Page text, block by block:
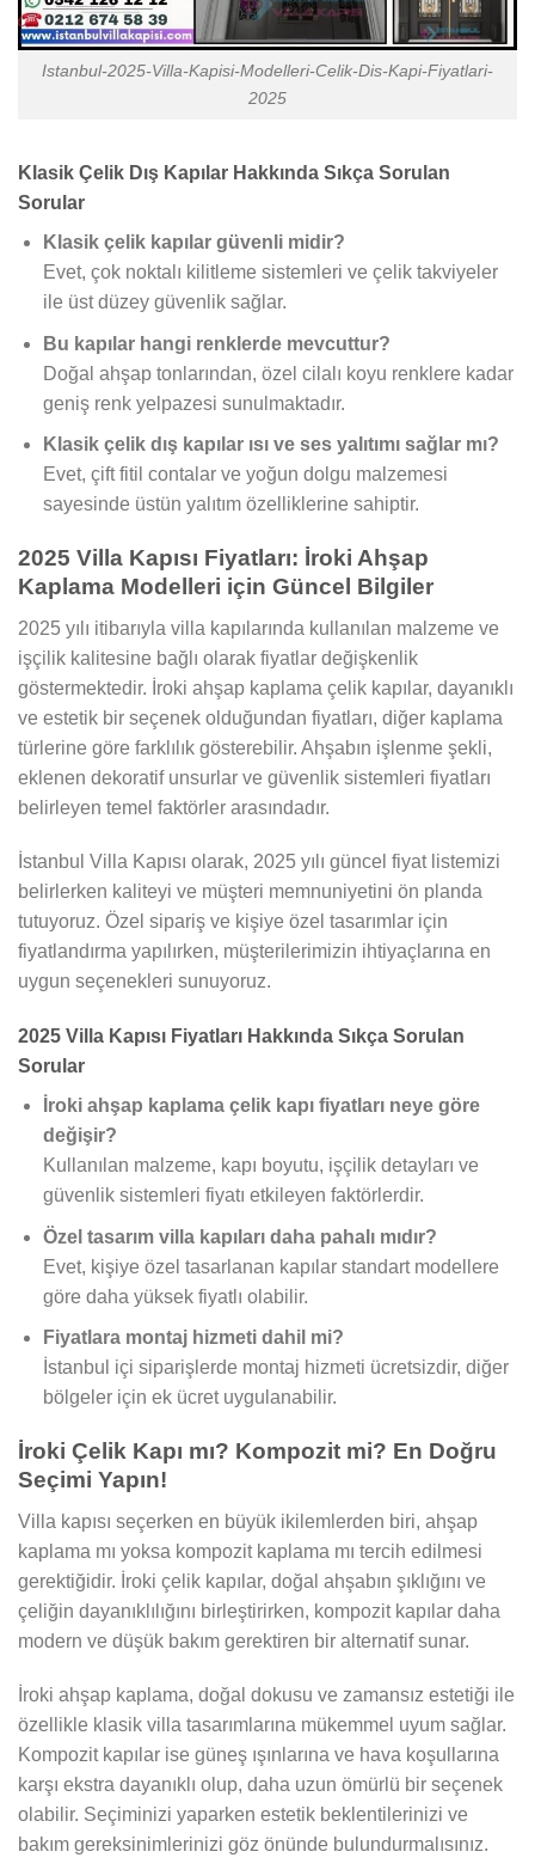
Istanbul-2025-Villa-Kapisi-Modelleri-Celik-Dis-Kapi-Fiyatlari-
2025
Klasik Çelik Dış Kapılar Hakkında Sıkça Sorulan
Sorular
Klasik çelik kapılar güvenli midir?
Evet, çok noktalı kilitleme sistemleri ve çelik takviyeler
ile üst düzey güvenlik sağlar.
Bu kapılar hangi renklerde mevcuttur?
Doğal ahşap tonlarından, özel cilalı koyu renklere kadar
geniş renk yelpazesi sunulmaktadır.
Klasik çelik dış kapılar ısı ve ses yalıtımı sağlar mı?
Evet, çift fitil contalar ve yoğun dolgu malzemesi
sayesinde üstün yalıtım özelliklerine sahiptir.
2025 Villa Kapısı Fiyatları: İroki Ahşap
Kaplama Modelleri için Güncel Bilgiler
2025 yılı itibarıyla villa kapılarında kullanılan malzeme ve
işçilik kalitesine bağlı olarak fiyatlar değişkenlik
göstermektedir. İroki ahşap kaplama çelik kapılar, dayanıklı
ve estetik bir seçenek olduğundan fiyatları, diğer kaplama
türlerine göre farklılık gösterebilir. Ahşabın işlenme şekli,
eklenen dekoratif unsurlar ve güvenlik sistemleri fiyatları
belirleyen temel faktörler arasındadır.
İstanbul Villa Kapısı olarak, 2025 yılı güncel fiyat listemizi
belirlerken kaliteyi ve müşteri memnuniyetini ön planda
tutuyoruz. Özel sipariş ve kişiye özel tasarımlar için
fiyatlandırma yapılırken, müşterilerimizin ihtiyaçlarına en
uygun seçenekleri sunuyoruz.
2025 Villa Kapısı Fiyatları Hakkında Sıkça Sorulan
Sorular
İroki ahşap kaplama çelik kapı fiyatları neye göre
değişir?
Kullanılan malzeme, kapı boyutu, işçilik detayları ve
güvenlik sistemleri fiyatı etkileyen faktörlerdir.
Özel tasarım villa kapıları daha pahalı mıdır?
Evet, kişiye özel tasarlanan kapılar standart modellere
göre daha yüksek fiyatlı olabilir.
Fiyatlara montaj hizmeti dahil mi?
İstanbul içi siparişlerde montaj hizmeti ücretsizdir, diğer
bölgeler için ek ücret uygulanabilir.
İroki Çelik Kapı mı? Kompozit mi? En Doğru
Seçimi Yapın!
Villa kapısı seçerken en büyük ikilemlerden biri, ahşap
kaplama mı yoksa kompozit kaplama mı tercih edilmesi
gerektiğidir. İroki çelik kapılar, doğal ahşabın şıklığını ve
çeliğin dayanıklılığını birleştirirken, kompozit kapılar daha
modern ve düşük bakım gerektiren bir alternatif sunar.
İroki ahşap kaplama, doğal dokusu ve zamansız estetiği ile
özellikle klasik villa tasarımlarına mükemmel uyum sağlar.
Kompozit kapılar ise güneş ışınlarına ve hava koşullarına
karşı ekstra dayanıklı olup, daha uzun ömürlü bir seçenek
olabilir. Seçiminizi yaparken estetik beklentilerinizi ve
bakım gereksinimlerinizi göz önünde bulundurmalısınız.